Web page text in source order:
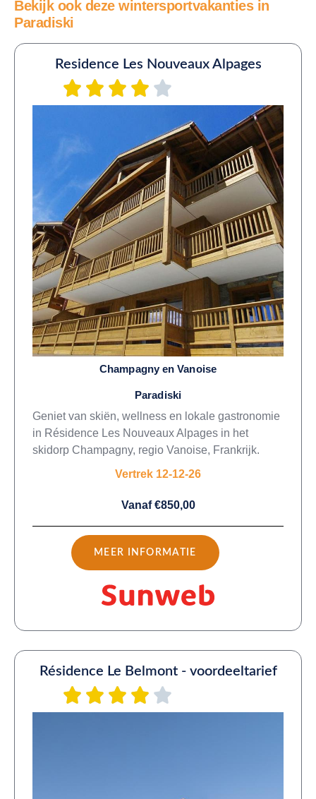
Bekijk ook deze wintersportvakanties in
Paradiski
Residence Les Nouveaux Alpages
Champagny en Vanoise
Paradiski
Geniet van skiën, wellness en lokale gastronomie
in Résidence Les Nouveaux Alpages in het
skidorp Champagny, regio Vanoise, Frankrijk.
Vertrek 12-12-26
Vanaf €850,00
MEER INFORMATIE
Résidence Le Belmont - voordeeltarief